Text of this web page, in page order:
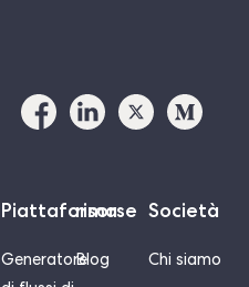
Piattaforma
Generatore
risorse
Blog
Società
Chi siamo